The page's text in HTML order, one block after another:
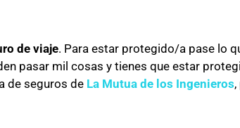
de viaje. Para estar protegido/a pase lo
pasar mil cosas y tienes que estar
de seguros de La Mutua de los Ingenieros